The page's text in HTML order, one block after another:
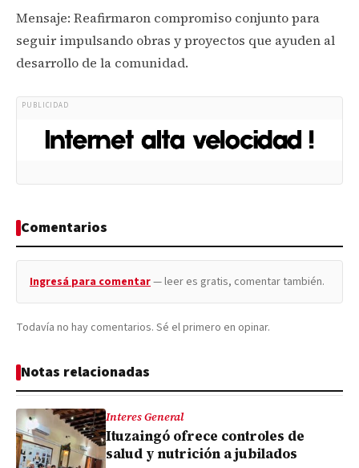
Mensaje: Reafirmaron compromiso conjunto para
seguir impulsando obras y proyectos que ayuden al
desarrollo de la comunidad.
PUBLICIDAD
Comentarios
Ingresá para comentar— leer es gratis, comentar también.
Todavía no hay comentarios. Sé el primero en opinar.
Notas relacionadas
Interes General
Ituzaingó ofrece controles de
salud y nutrición a jubilados